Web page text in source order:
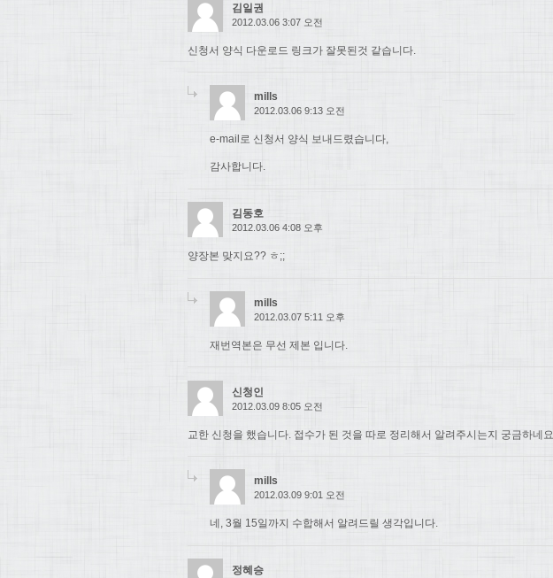
김일권
2012.03.06 3:07 오전
신청서 양식 다운로드 링크가 잘못된것 같습니다.
mills
2012.03.06 9:13 오전
e-mail로 신청서 양식 보내드렸습니다,
감사합니다.
김동호
2012.03.06 4:08 오후
양장본 맞지요?? ㅎ;;
mills
2012.03.07 5:11 오후
재번역본은 무선 제본 입니다.
신청인
2012.03.09 8:05 오전
교한 신청을 했습니다. 접수가 된 것을 따로 정리해서 알려주시는지 궁금하네요.
mills
2012.03.09 9:01 오전
네, 3월 15일까지 수합해서 알려드릴 생각입니다.
정혜승